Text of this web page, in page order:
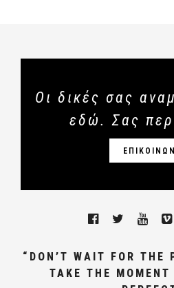
Οι δικές σας
εδώ. Σας
“DON’T WAIT FOR THE
TAKE THE